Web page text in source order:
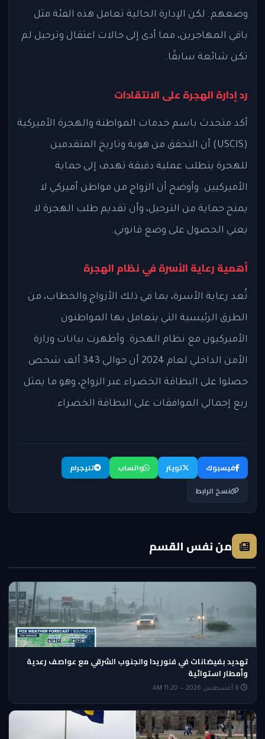
وضعهم. لكن الإدارة الحالية تعامل هذه الفئة مثل
باقي المهاجرين، مما أدى إلى حالات اعتقال وترحيل لم
تكن شائعة سابقًا.
رد إدارة الهجرة على الانتقادات
أكد متحدث باسم خدمات المواطنة والهجرة الأميركية
(USCIS) أن التحقق من هوية وتاريخ المتقدمين
للهجرة يتطلب عملية دقيقة تهدف إلى حماية
الأميركيين. وأوضح أن الزواج من مواطن أميركي لا
يمنح حماية من الترحيل، وأن تقديم طلب الهجرة لا
يعني الحصول على وضع قانوني.
أهمية رعاية الأسرة في نظام الهجرة
تُعد رعاية الأسرة، بما في ذلك الأزواج والخطاب، من
الطرق الرئيسية التي يتعامل بها المواطنون
الأميركيون مع نظام الهجرة. وأظهرت بيانات وزارة
الأمن الداخلي لعام 2024 أن حوالي 343 ألف شخص
حصلوا على البطاقة الخضراء عبر الزواج، وهو ما يمثل
ربع إجمالي الموافقات على البطاقة الخضراء.
فيسبوك تويتر واتساب
تليجرام
نسخ الرابط
من نفس القسم
تهديد بفيضانات في فلوريدا والجنوب الشرقي مع عواصف رعدية
وأمطار استوائية